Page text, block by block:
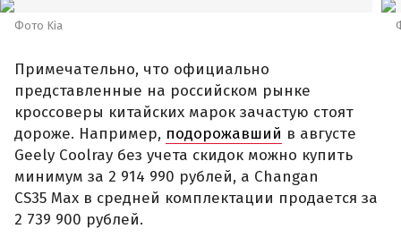
Фото Kia
Примечательно, что официально
представленные на российском рынке
кроссоверы китайских марок зачастую стоят
дороже. Например, подорожавший в августе
Geely Coolray без учета скидок можно купить
минимум за 2 914 990 рублей, а Changan
CS35 Max в средней комплектации продается за
2 739 900 рублей.